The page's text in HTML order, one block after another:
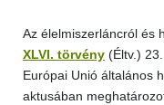
Az élelmiszerláncról és
XLVI. törvény (Éltv.)
Európai Unió általános
aktusában